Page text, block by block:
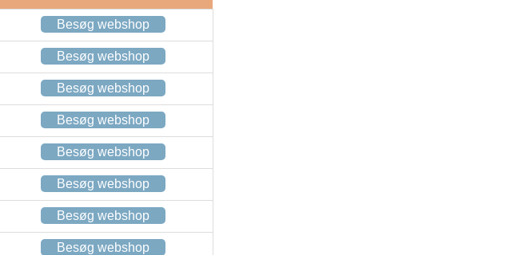
Besøg webshop
Besøg webshop
Besøg webshop
Besøg webshop
Besøg webshop
Besøg webshop
Besøg webshop
Besøg webshop